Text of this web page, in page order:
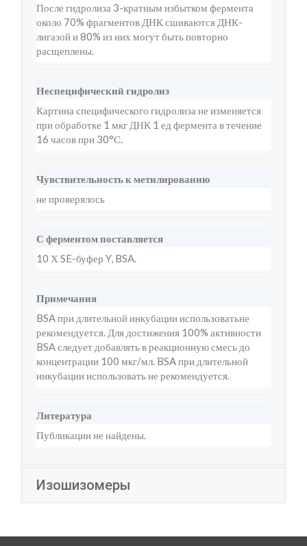
После гидролиза 3-кратным избытком фермента
около 70% фрагментов ДНК сшиваются ДНК-
лигазой и 80% из них могут быть повторно
расщеплены.
Неспецифический гидролиз
Картина специфического гидролиза не изменяется
при обработке 1 мкг ДНК 1 ед фермента в течение
16 часов при 30°С.
Чувствительность к метилированию
не проверялось
С ферментом поставляется
10 Х SE-буфер Y, BSA.
Примечания
BSA при длительной инкубации использоватьне
рекомендуется. Для достижения 100% активности
BSA следует добавлять в реакционную смесь до
концентрации 100 мкг/мл. BSA при длительной
инкубации использовать не рекомендуется.
Литература
Публикации не найдены.
Изошизомеры